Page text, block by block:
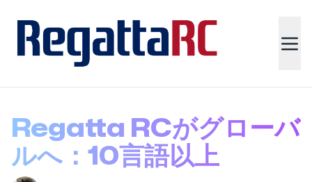
Regatta RCがグローバ
ルへ：10言語以上